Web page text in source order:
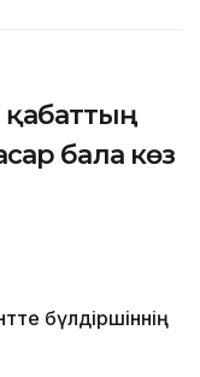
бала көз
бүлдіршіннің